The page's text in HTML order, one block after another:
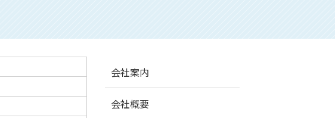
会社案内
会社概要